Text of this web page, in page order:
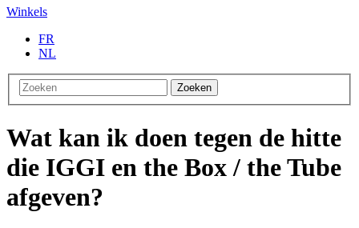
Winkels
FR
NL
Zoeken
Wat kan ik doen tegen de hitte
die IGGI en the Box / the Tube
afgeven?